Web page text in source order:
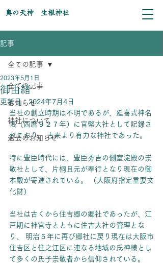
奥の天神 生根神社
記事
全ての記事
お知らせ
神社について
過去のお知らせ
全ての記事
御由緒
2023年5月1日
更新日：2024年7月4日
当社の創立時期は不明であるが、延喜式神名
帳（西暦９２７年）に官幣大社として記録さ
れており、 古来より有力な神社であった。
特に豊臣時代には、豊臣秀吉の側室淀殿の崇
敬社として、片桐且元が奉行となり現在の御
本殿が寄進されている。 （大阪府指定重要文
化財）
当社は古くから住吉郷の郷社であったが、江
戸期に神宮寺とともに住吉大社の管理とな
り、 明治５年に再び郷社に戻り現在は大阪市
住吉区と住之江区に連なる地域の氏神様とし
て多くの氏子崇敬者から信仰されている。